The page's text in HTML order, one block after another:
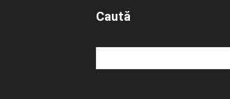
Caută